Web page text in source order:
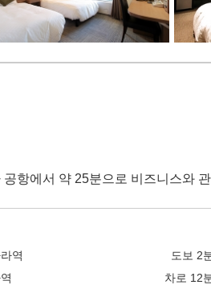
항에서 약 25분으로 비즈니스와
역 도보 2
차로 12